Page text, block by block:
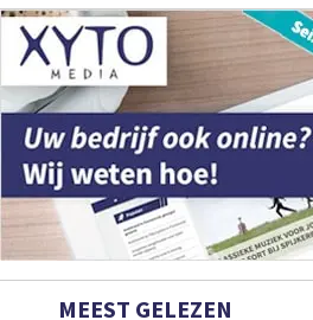
MEEST GELEZEN